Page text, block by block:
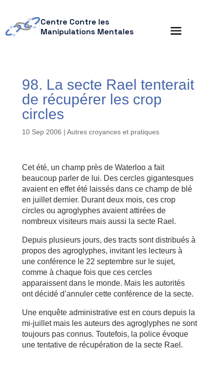
Centre Contre les
Manipulations Mentales
98. La secte Rael tenterait
de récupérer les crop
circles
10 Sep 2006 | Autres croyances et pratiques
Cet été, un champ près de Waterloo a fait
beaucoup parler de lui. Des cercles gigantesques
avaient en effet été laissés dans ce champ de blé
en juillet dernier. Durant deux mois, ces crop
circles ou agroglyphes avaient attirées de
nombreux visiteurs mais aussi la secte Rael.
Depuis plusieurs jours, des tracts sont distribués à
propos des agroglyphes, invitant les lecteurs à
une conférence le 22 septembre sur le sujet,
comme à chaque fois que ces cercles
apparaissent dans le monde. Mais les autorités
ont décidé d’annuler cette conférence de la secte.
Une enquête administrative est en cours depuis la
mi-juillet mais les auteurs des agroglyphes ne sont
toujours pas connus. Toutefois, la police évoque
une tentative de récupération de la secte Rael.